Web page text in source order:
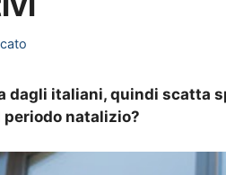
dagli italiani, quindi scatta
natalizio?